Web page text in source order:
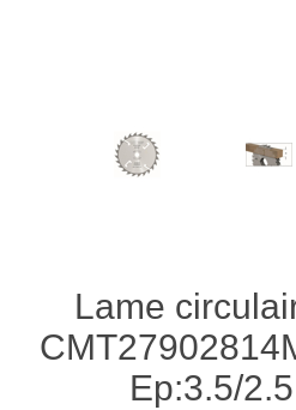
Lame
Ep:3.5/